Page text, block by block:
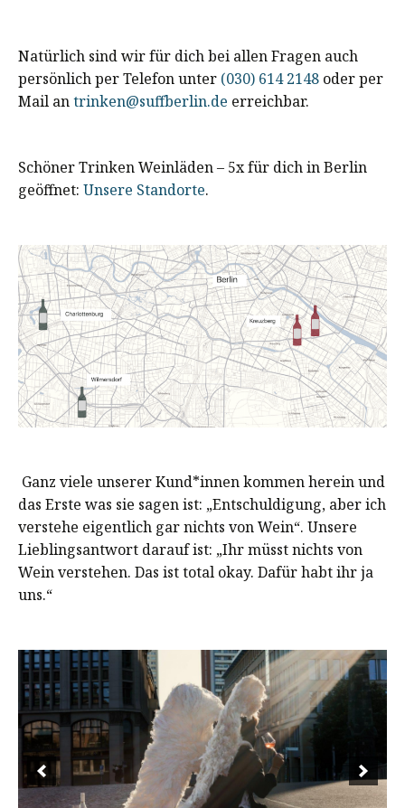
Natürlich sind wir für dich bei allen Fragen auch
persönlich per Telefon unter (030) 614 2148 oder per
Mail antrinken@suffberlin.de erreichbar.
Schöner Trinken Weinläden – 5x für dich in Berlin
geöffnet: Unsere Standorte.
Ganz viele unserer Kund*innen kommen herein und
das Erste was sie sagen ist: „Entschuldigung, aber ich
verstehe eigentlich gar nichts von Wein“. Unsere
Lieblingsantwort darauf ist: „Ihr müsst nichts von
Wein verstehen. Das ist total okay. Dafür habt ihr ja
uns.“